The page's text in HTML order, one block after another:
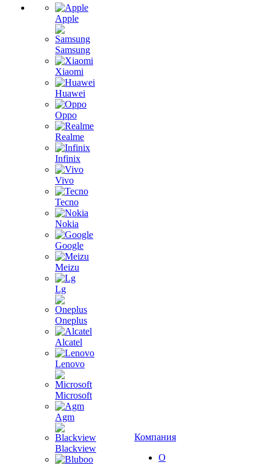
Apple
Samsung
Xiaomi
Huawei
Oppo
Realme
Infinix
Vivo
Tecno
Nokia
Google
Meizu
Lg
Oneplus
Alcatel
Lenovo
Microsoft
Agm
Blackview
Компания
О